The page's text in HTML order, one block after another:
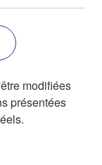
modifiées
présentées